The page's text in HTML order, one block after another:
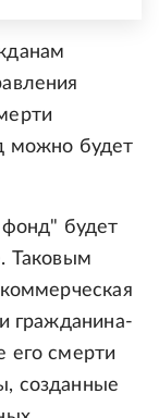
можно будет
будет
Таковым
гражданина-
его смерти
созданные